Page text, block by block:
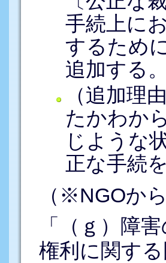
手続上に
するため
追加する。
（追加理
たかわか
じような
正な手続
（※NGOか
「（ｇ）障
権利に関す